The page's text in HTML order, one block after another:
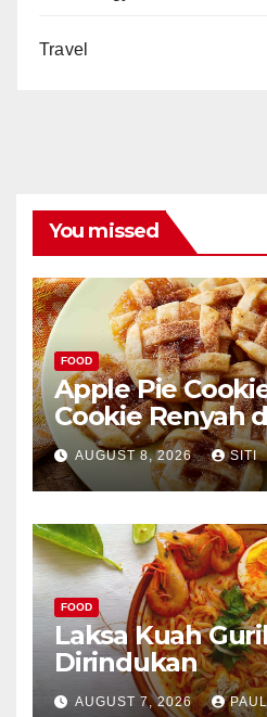
Travel
You missed
FOOD
Apple Pie
Cookie Renyah
AUGUST 8, 2026 SITI
FOOD
Laksa Kuah
Dirindukan
AUGUST 7, 2026